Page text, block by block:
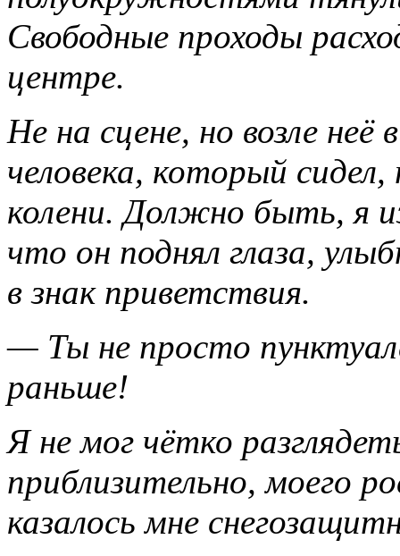
Свободные проходы
центре.
Не на сцене, но возле неё
человека, который
колени. Должно быть, я
что он поднял глаза,
в знак приветствия.
— Ты не просто
раньше!
Я не мог чётко
приблизительно, моего
казалось мне